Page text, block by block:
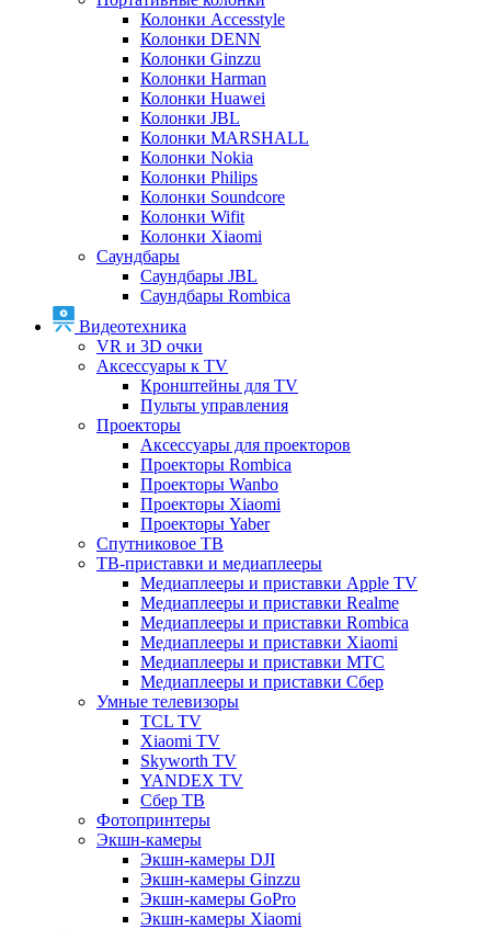
Колонки Accesstyle
Колонки DENN
Колонки Ginzzu
Колонки Harman
Колонки Huawei
Колонки JBL
Колонки MARSHALL
Колонки Nokia
Колонки Philips
Колонки Soundcore
Колонки Wifit
Колонки Xiaomi
Саундбары
Саундбары JBL
Саундбары Rombica
Видеотехника
VR и 3D очки
Аксессуары к TV
Кронштейны для TV
Пульты управления
Проекторы
Аксессуары для проекторов
Проекторы Rombica
Проекторы Wanbo
Проекторы Xiaomi
Проекторы Yaber
Спутниковое ТВ
ТВ-приставки и медиаплееры
Медиаплееры и приставки Apple TV
Медиаплееры и приставки Realme
Медиаплееры и приставки Rombica
Медиаплееры и приставки Xiaomi
Медиаплееры и приставки МТС
Медиаплееры и приставки Сбер
Умные телевизоры
TCL TV
Xiaomi TV
Skyworth TV
YANDEX TV
Сбер ТВ
Фотопринтеры
Экшн-камеры
Экшн-камеры DJI
Экшн-камеры Ginzzu
Экшн-камеры GoPro
Экшн-камеры Xiaomi